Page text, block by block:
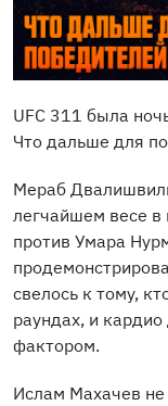
UFC 311 была
Что дальше для
Мераб
легчайшем весе
против Умара
свелось к тому,
раундах, и
фактором.
Ислам Махачев